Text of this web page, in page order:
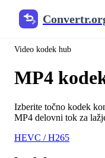
Video kodek hub
MP4
Izberite točno kodek
MP4 delovni tok za
HEVC / H265